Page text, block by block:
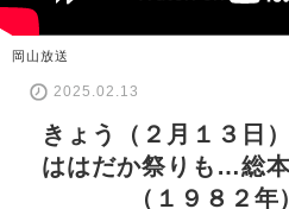
岡山放送
2025.02.13
きょう（２月１３日
ははだか祭りも…総
（１９８２年